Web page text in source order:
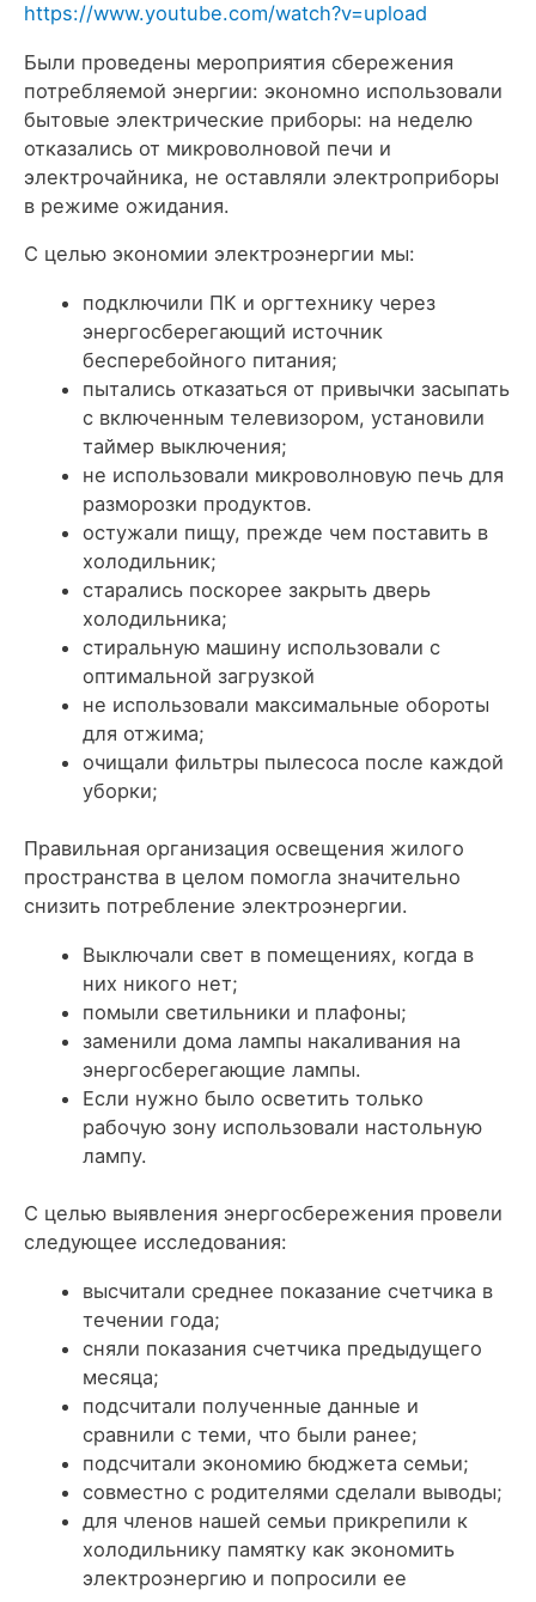
https://www.youtube.com/watch?v=upload
Были проведены мероприятия сбережения
потребляемой энергии: экономно использовали
бытовые электрические приборы: на неделю
отказались от микроволновой печи и
электрочайника, не оставляли электроприборы
в режиме ожидания.
С целью экономии электроэнергии мы:
подключили ПК и оргтехнику через
энергосберегающий источник
бесперебойного питания;
пытались отказаться от привычки засыпать
с включенным телевизором, установили
таймер выключения;
не использовали микроволновую печь для
разморозки продуктов.
остужали пищу, прежде чем поставить в
холодильник;
старались поскорее закрыть дверь
холодильника;
стиральную машину использовали с
оптимальной загрузкой
не использовали максимальные обороты
для отжима;
очищали фильтры пылесоса после каждой
уборки;
Правильная организация освещения жилого
пространства в целом помогла значительно
снизить потребление электроэнергии.
Выключали свет в помещениях, когда в
них никого нет;
помыли светильники и плафоны;
заменили дома лампы накаливания на
энергосберегающие лампы.
Если нужно было осветить только
рабочую зону использовали настольную
лампу.
С целью выявления энергосбережения провели
следующее исследования:
высчитали среднее показание счетчика в
течении года;
сняли показания счетчика предыдущего
месяца;
подсчитали полученные данные и
сравнили с теми, что были ранее;
подсчитали экономию бюджета семьи;
совместно с родителями сделали выводы;
для членов нашей семьи прикрепили к
холодильнику памятку как экономить
электроэнергию и попросили ее